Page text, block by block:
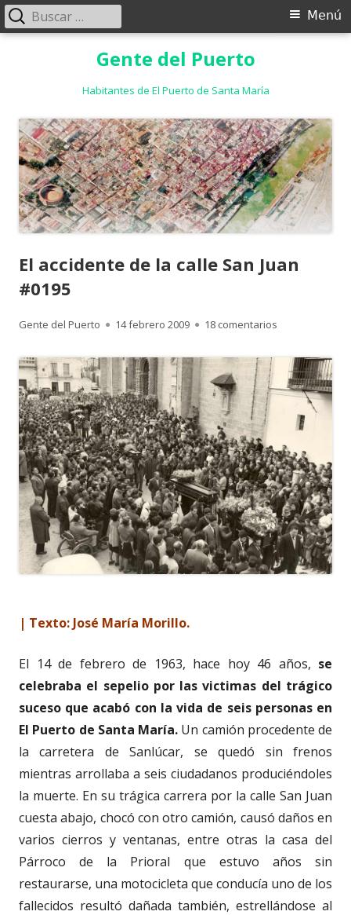
Gente del Puerto
Habitantes de El Puerto de Santa María
Menú
Menú
Buscar:
El accidente de la calle San Juan
#0195
Autor
Gente del Puerto
Publicado
14 febrero 2009 18 comentarios
| Texto: José María Morillo.
El 14 de febrero de 1963, hace hoy 46 años, se
celebraba el sepelio por las victimas del trágico
suceso que acabó con la vida de seis personas en
El Puerto de Santa María. Un camión procedente de
la carretera de Sanlúcar, se quedó sin frenos
mientras arrollaba a seis ciudadanos produciéndoles
la muerte. En su trágica carrera por la calle San Juan
cuesta abajo, chocó con otro camión, causó daños en
varios cierros y ventanas, entre otras la casa del
Párroco de la Prioral que estuvo años sin
restaurarse, una motocicleta que conducía uno de los
fallecidos resultó dañada también, estrellándose al